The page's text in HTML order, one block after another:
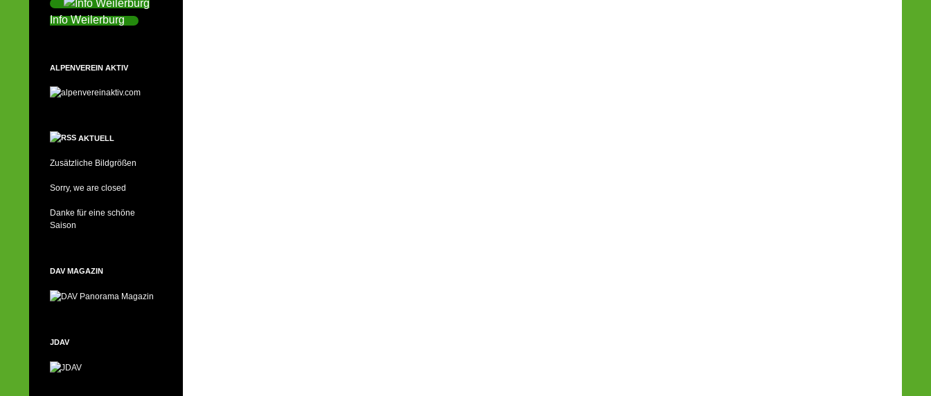
Info Weilerburg
ALPENVEREIN AKTIV
AKTUELL
Zusätzliche Bildgrößen
Sorry, we are closed
Danke für eine schöne
Saison
DAV MAGAZIN
JDAV